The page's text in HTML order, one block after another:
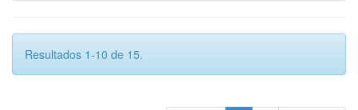
Resultados 1-10 de 15.